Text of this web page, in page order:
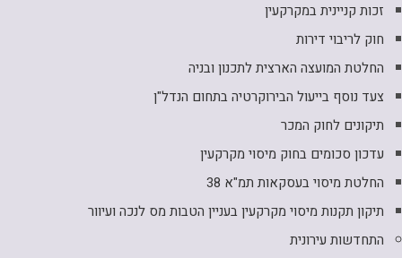
זכות קניינית במקרקעין
חוק לריבוי דירות
החלטת המועצה הארצית לתכנון ובניה
צעד נוסף בייעול הבירוקרטיה בתחום הנדל"ן
תיקונים לחוק המכר
עדכון סכומים בחוק מיסוי מקרקעין
החלטת מיסוי בעסקאות תמ"א 38
תיקון תקנות מיסוי מקרקעין בעניין הטבות מס לנכה ועיוור
התחדשות עירונית